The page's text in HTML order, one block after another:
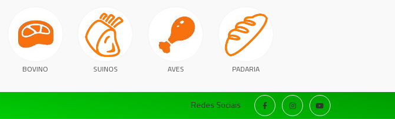
BOVINO SUINOS AVES PADARIA
Redes Sociais